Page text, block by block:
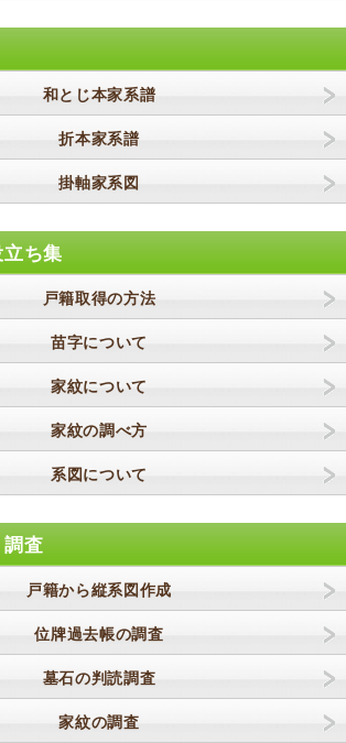
和とじ本家系譜
折本家系譜
掛軸家系図
ち集
戸籍取得の方法
苗字について
家紋について
家紋の調べ方
系図について
調査
戸籍から縦系図作成
位牌過去帳の調査
墓石の判読調査
家紋の調査